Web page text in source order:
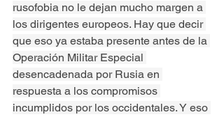
rusofobia no le dejan mucho margen a
los dirigentes europeos. Hay que decir
que eso ya estaba presente antes de la
Operación Militar Especial
desencadenada por Rusia en
respuesta a los compromisos
incumplidos por los occidentales. Y eso